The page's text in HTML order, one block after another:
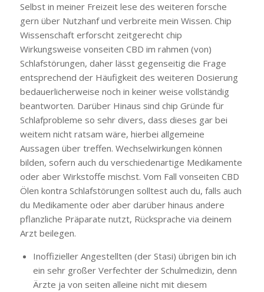
Selbst in meiner Freizeit lese des weiteren forsche
gern über Nutzhanf und verbreite mein Wissen. Chip
Wissenschaft erforscht zeitgerecht chip
Wirkungsweise vonseiten CBD im rahmen (von)
Schlafstörungen, daher lässt gegenseitig die Frage
entsprechend der Häufigkeit des weiteren Dosierung
bedauerlicherweise noch in keiner weise vollständig
beantworten. Darüber Hinaus sind chip Gründe für
Schlafprobleme so sehr divers, dass dieses gar bei
weitem nicht ratsam wäre, hierbei allgemeine
Aussagen über treffen. Wechselwirkungen können
bilden, sofern auch du verschiedenartige Medikamente
oder aber Wirkstoffe mischst. Vom Fall vonseiten CBD
Ölen kontra Schlafstörungen solltest auch du, falls auch
du Medikamente oder aber darüber hinaus andere
pflanzliche Präparate nutzt, Rücksprache via deinem
Arzt beilegen.
Inoffizieller Angestellten (der Stasi) übrigen bin ich
ein sehr großer Verfechter der Schulmedizin, denn
Ärzte ja von seiten alleine nicht mit diesem